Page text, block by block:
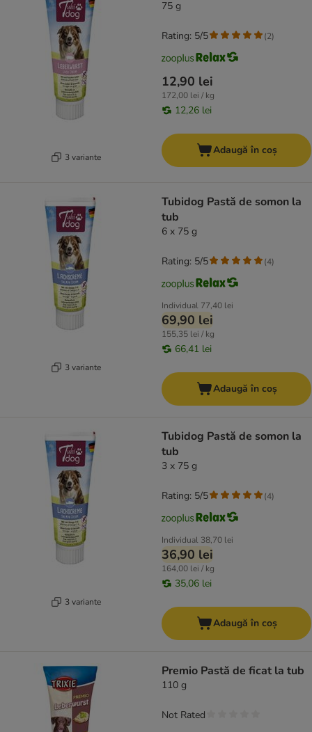
3 variante
75 g
12,90 lei
172,00 lei / kg
12,26 lei
Rating: 5/5 (2)
Adaugă în coș
3 variante
Tubidog Pastă de somon la
tub
6 x 75 g
Individual 77,40 lei
69,90 lei
155,35 lei / kg
66,41 lei
Rating: 5/5 (4)
Adaugă în coș
3 variante
Tubidog Pastă de somon la
tub
3 x 75 g
Individual 38,70 lei
36,90 lei
164,00 lei / kg
35,06 lei
Rating: 5/5 (4)
Adaugă în coș
Premio Pastă de ficat la tub
110 g
Not Rated